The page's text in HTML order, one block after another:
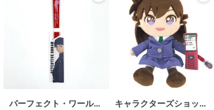
パーフェクト・ワール
キャラクターズショッ